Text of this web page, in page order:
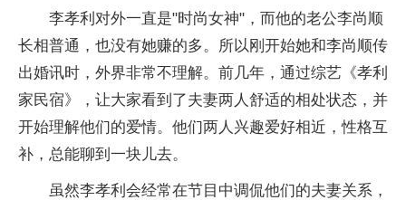
李孝利对外一直是"时尚女神"，而他的老公李尚顺
长相普通，也没有她赚的多。所以刚开始她和李尚顺传
出婚讯时，外界非常不理解。前几年，通过综艺《孝利
家民宿》，让大家看到了夫妻两人舒适的相处状态，并
开始理解他们的爱情。他们两人兴趣爱好相近，性格互
补，总能聊到一块儿去。
虽然李孝利会经常在节目中调侃他们的夫妻关系，